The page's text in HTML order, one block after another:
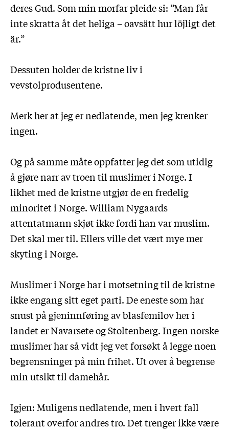
deres Gud. Som min morfar pleide si: ”Man får
inte skratta åt det heliga – oavsätt hur löjligt det
är.”
Dessuten holder de kristne liv i
vevstolprodusentene.
Merk her at jeg er nedlatende, men jeg krenker
ingen.
Og på samme måte oppfatter jeg det som utidig
å gjøre narr av troen til muslimer i Norge. I
likhet med de kristne utgjør de en fredelig
minoritet i Norge. William Nygaards
attentatmann skjøt ikke fordi han var muslim.
Det skal mer til. Ellers ville det vært mye mer
skyting i Norge.
Muslimer i Norge har i motsetning til de kristne
ikke engang sitt eget parti. De eneste som har
snust på gjeninnføring av blasfemilov her i
landet er Navarsete og Stoltenberg. Ingen norske
muslimer har så vidt jeg vet forsøkt å legge noen
begrensninger på min frihet. Ut over å begrense
min utsikt til damehår.
Igjen: Muligens nedlatende, men i hvert fall
tolerant overfor andres tro. Det trenger ikke være